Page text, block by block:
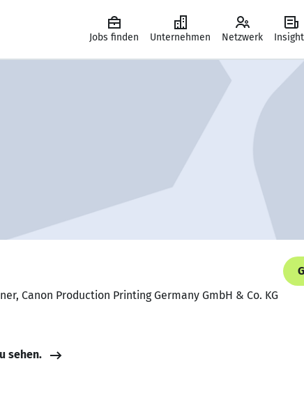
Jobs finden Unternehmen Netzwerk
Canon Production Printing Germany GmbH & Co. KG
sehen.